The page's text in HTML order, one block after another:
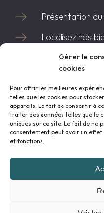
Gérer le
cookies
Pour offrir les meilleures
telles que les cookies pour
appareils. Le fait de consentir à
traiter des données telles que le
uniques sur ce site. Le fait de ne
consentement peut avoir un
et fonctions.
Présentation
Localisez nos
Des frais de
Des garanties
livraison
Notre parcours
Vous avez un
Liste de nos